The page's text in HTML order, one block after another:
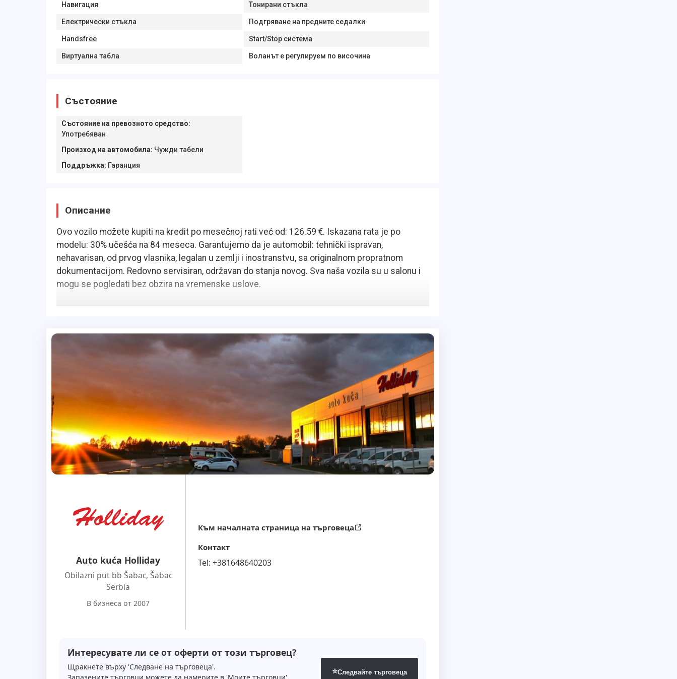
Навигация Тонирани стъкла
Електрически стъкла Подгряване на предните седалки
Handsfree Start/Stop система
Виртуална табла Воланът е регулируем по височина
Състояние
Състояние на превозното средство:
Употребяван
Произход на автомобила: Чужди табели
Поддръжка: Гаранция
Описание
Ovo vozilo možete kupiti na kredit po mesečnoj rati već od: 126.59 €. Iskazana rata je po
modelu: 30% učešća na 84 meseca. Garantujemo da je automobil: tehnički ispravan,
nehavarisan, od prvog vlasnika, legalan u zemlji i inostranstvu, sa originalnom propratnom
dokumentacijom. Redovno servisiran, održavan do stanja novog. Sva naša vozila su u salonu i
mogu se pogledati bez obzira na vremenske uslove.
Auto kuća Holliday
Obilazni put bb Šabac, Šabac
Serbia
В бизнеса от 2007
Към началната страница на търговеца
Контакт
Tel: +381648640203
Интересувате ли се от оферти от този търговец?
Щракнете върху 'Следване на търговеца'.
⭐Следвайте търговеца